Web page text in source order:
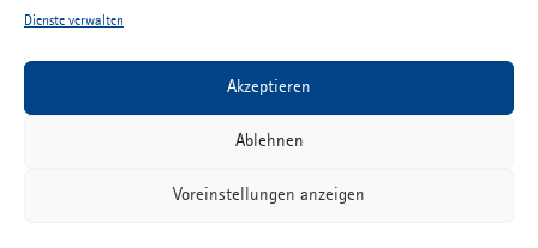
Dienste verwalten
Akzeptieren
Ablehnen
Voreinstellungen anzeigen
AUSBILDUNG
COOKIE-RICHTLINIEN (EU)